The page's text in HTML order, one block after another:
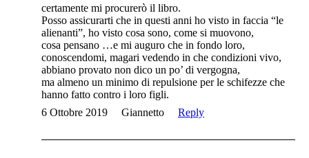
certamente mi procurerò il libro.
Posso assicurarti che in questi anni ho visto in faccia “le
alienanti”, ho visto cosa sono, come si muovono,
cosa pensano …e mi auguro che in fondo loro,
conoscendomi, magari vedendo in che condizioni vivo,
abbiano provato non dico un po’ di vergogna,
ma almeno un minimo di repulsione per le schifezze che
hanno fatto contro i loro figli.
6 Ottobre 2019
Giannetto Reply